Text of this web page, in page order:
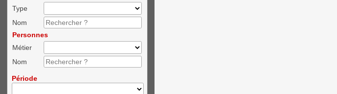
Type
Nom
Personnes
Métier
Nom
Période